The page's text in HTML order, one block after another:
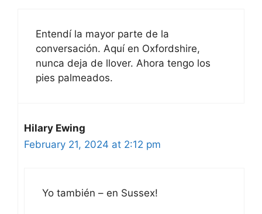
Entendí la mayor parte de la
conversación. Aquí en Oxfordshire,
nunca deja de llover. Ahora tengo los
pies palmeados.
Hilary Ewing
February 21, 2024 at 2:12 pm
Yo también – en Sussex!